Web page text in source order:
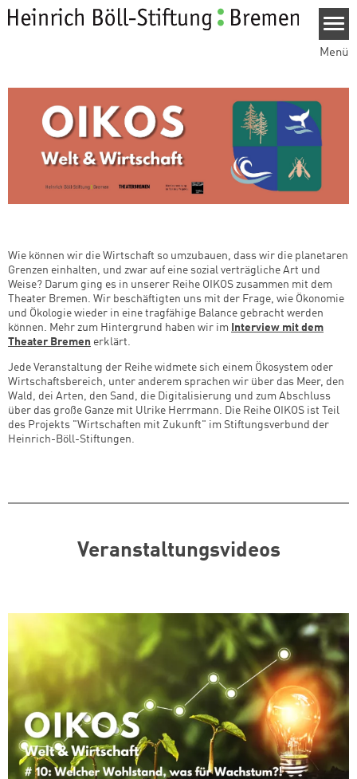
Direkt zum Inhalt
Menü
Wie können wir die Wirtschaft so umzubauen, dass wir die planetaren
Grenzen einhalten, und zwar auf eine sozial verträgliche Art und
Weise? Darum ging es in unserer Reihe OIKOS zusammen mit dem
Theater Bremen. Wir beschäftigten uns mit der Frage, wie Ökonomie
und Ökologie wieder in eine tragfähige Balance gebracht werden
können. Mehr zum Hintergrund haben wir im
Interview mit dem
Theater Bremen erklärt.
Jede Veranstaltung der Reihe widmete sich einem Ökosystem oder
Wirtschaftsbereich, unter anderem sprachen wir über das Meer, den
Wald, dei Arten, den Sand, die Digitalisierung und zum Abschluss
über das große Ganze mit Ulrike Herrmann. Die Reihe OIKOS ist Teil
des Projekts "Wirtschaften mit Zukunft" im Stiftungsverbund der
Heinrich-Böll-Stiftungen.
Veranstaltungsvideos